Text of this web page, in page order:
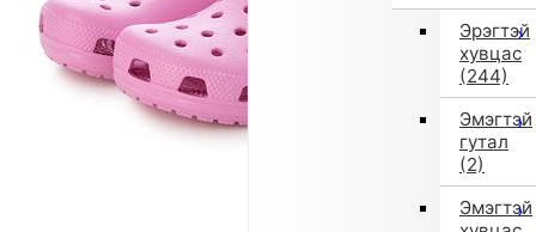
Эрэгтэй
хувцас
(244)
Эмэгтэй
гутал
(2)
Эмэгтэй